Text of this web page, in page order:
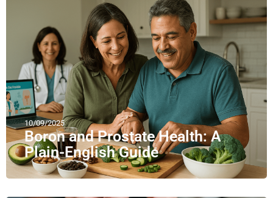
10/09/2025
Boron and Prostate Health: A
Plain-English Guide